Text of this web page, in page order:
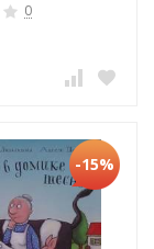
0
-15%